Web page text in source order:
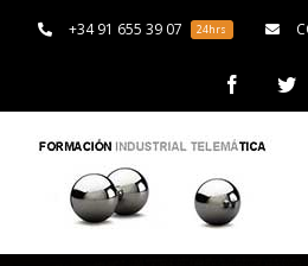
+34 91 655 39 07 24hrs
Facebook